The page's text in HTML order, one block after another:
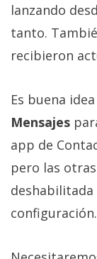
lanzando
tanto.
recibieron
Es buena idea
Mensajes
app de
pero las
deshabilitada
configuración.